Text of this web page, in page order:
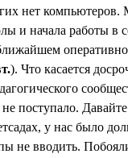
нет
и начала работы в
). Что касается
поступало.
у нас было
не вводить.